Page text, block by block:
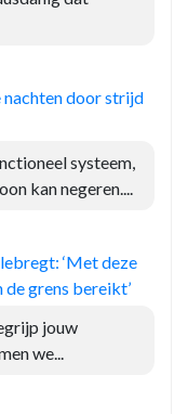
door strijd
systeem,
kan negeren....
‘Met deze
grens bereikt’
jouw
we...